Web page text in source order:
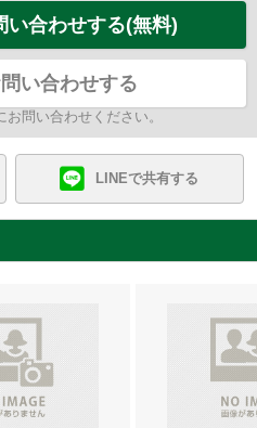
い合わせする(無料)
い合わせする
問い合わせください。
LINEで共有する